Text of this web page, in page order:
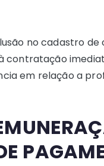
no cadastro de
contratação
em relação a